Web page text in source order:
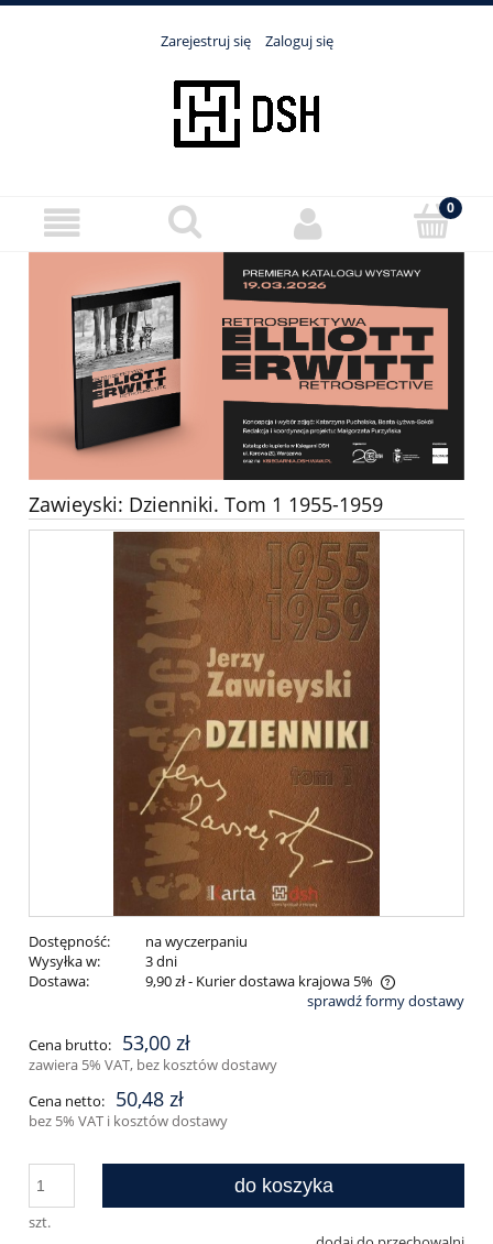
Zarejestruj się Zaloguj się
Zawieyski: Dzienniki. Tom 1 1955-1959
Dostępność:
na wyczerpaniu
Wysyłka w:
3 dni
Dostawa:
9,90 zł- Kurier dostawa krajowa 5%
Cena nie zawiera ewentualnych kosztów płatnościsprawdź formy dostawy
Cena brutto: 53,00 zł
zawiera 5% VAT, bez kosztów dostawy
Cena netto:
50,48 zł
bez 5% VAT i kosztów dostawy
szt.
do koszyka